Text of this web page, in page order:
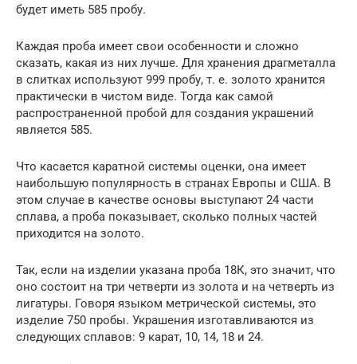
будет иметь 585 пробу.
Каждая проба имеет свои особенности и сложно
сказать, какая из них лучше. Для хранения драгметалла
в слитках используют 999 пробу, т. е. золото хранится
практически в чистом виде. Тогда как самой
распространенной пробой для создания украшений
является 585.
Что касается каратной системы оценки, она имеет
наибольшую популярность в странах Европы и США. В
этом случае в качестве основы выступают 24 части
сплава, а проба показывает, сколько полных частей
приходится на золото.
Так, если на изделии указана проба 18К, это значит, что
оно состоит на три четверти из золота и на четверть из
лигатуры. Говоря языком метрической системы, это
изделие 750 пробы. Украшения изготавливаются из
следующих сплавов: 9 карат, 10, 14, 18 и 24.